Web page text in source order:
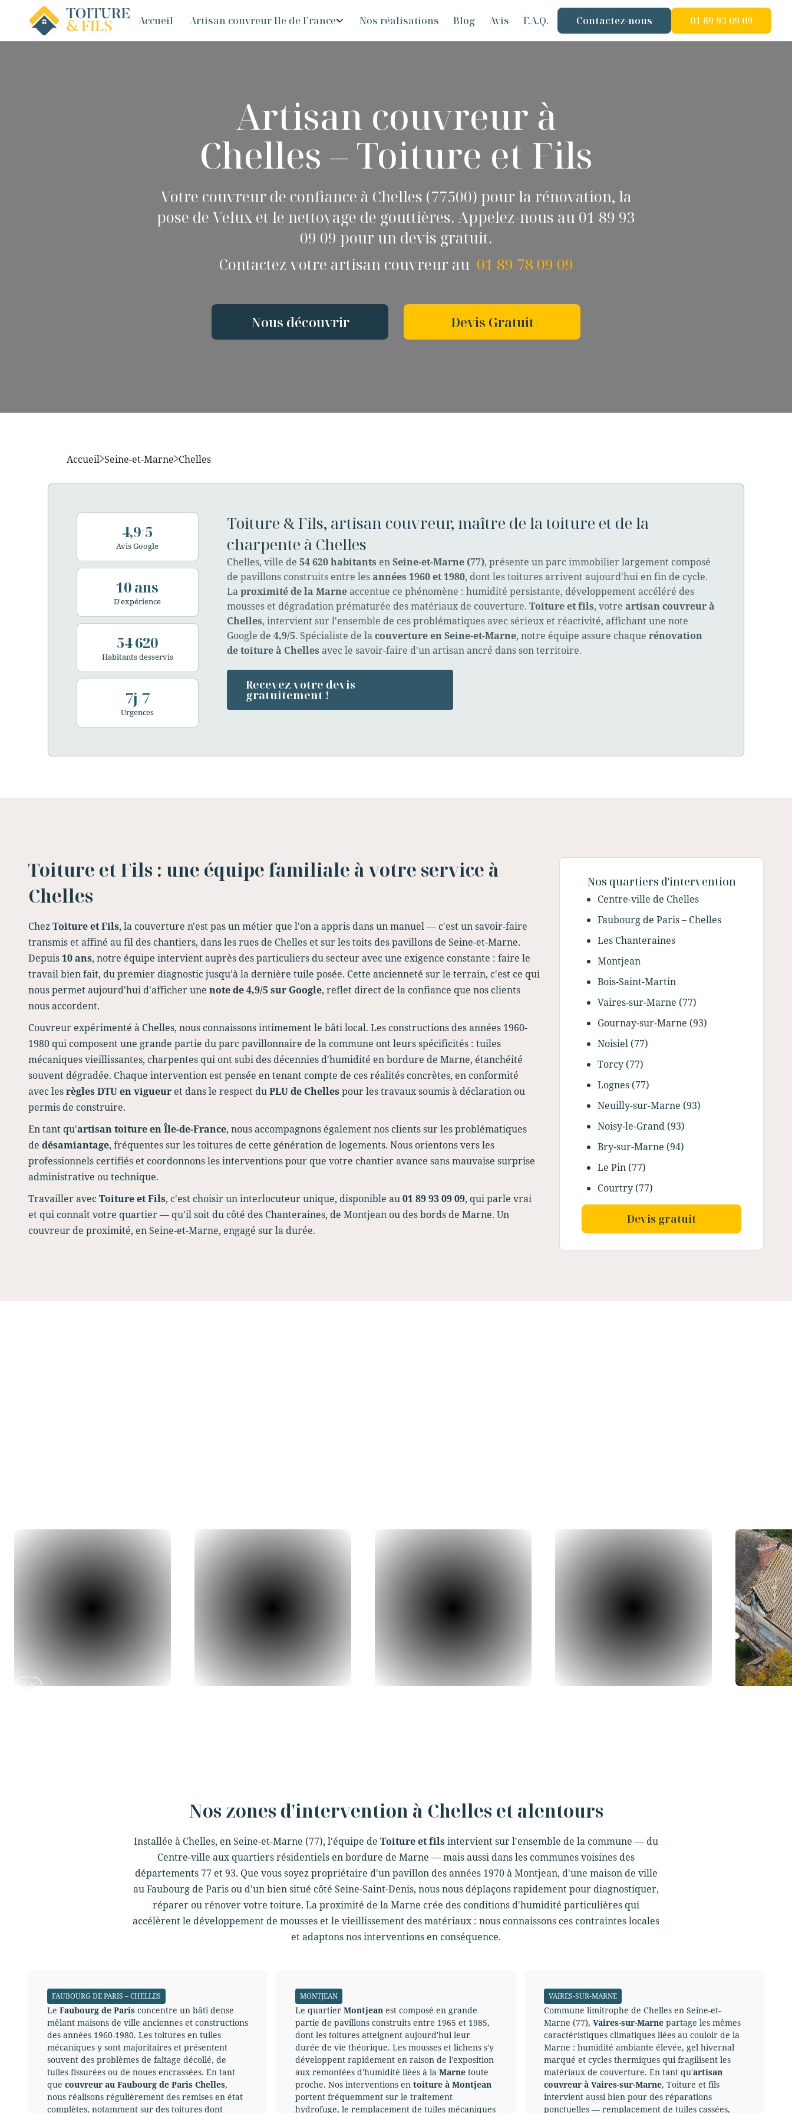
Accueil Artisan couvreur Ile de France Nos réalisations Blog Avis F.A.Q. Contactez-nous 01 89 93 09 09
Artisan couvreur à
Chelles – Toiture et Fils
Votre couvreur de confiance à Chelles (77500) pour la rénovation, la
pose de Velux et le nettoyage de gouttières. Appelez-nous au 01 89 93
09 09 pour un devis gratuit.
Contactez votre artisan couvreur au 01 89 78 09 09
Nous découvrir Devis Gratuit
Accueil Seine-et-Marne Chelles
4,9/5
Avis Google
10 ans
D'expérience
54 620
Habitants desservis
7j/7
Urgences
Toiture & Fils, artisan couvreur, maître de la toiture et de la
charpente à Chelles
Chelles, ville de 54 620 habitants enSeine-et-Marne (77), présente un parc immobilier largement composé
de pavillons construits entre lesannées 1960 et 1980, dont les toitures arrivent aujourd'hui en fin de cycle.
Laproximité de la Marneaccentue ce phénomène : humidité persistante, développement accéléré des
mousses et dégradation prématurée des matériaux de couverture. Toiture et fils, votre artisan couvreur à
Chelles, intervient sur l'ensemble de ces problématiques avec sérieux et réactivité, affichant une note
Google de 4,9/5. Spécialiste de lacouverture en Seine-et-Marne, notre équipe assure chaque rénovation
de toiture à Chelles avec le savoir-faire d'un artisan ancré dans son territoire.
Recevez votre devis
gratuitement !
Toiture et Fils : une équipe familiale à votre service à
Chelles
ChezToiture et Fils, la couverture n'est pas un métier que l'on a appris dans un manuel — c'est un savoir-faire
transmis et affiné au fil des chantiers, dans les rues de Chelles et sur les toits des pavillons de Seine-et-Marne.
Depuis10 ans, notre équipe intervient auprès des particuliers du secteur avec une exigence constante : faire le
travail bien fait, du premier diagnostic jusqu'à la dernière tuile posée. Cette ancienneté sur le terrain, c'est ce qui
nous permet aujourd'hui d'afficher une note de 4,9/5 sur Google, reflet direct de la confiance que nos clients
nous accordent.
Couvreur expérimenté à Chelles, nous connaissons intimement le bâti local. Les constructions des années 1960-
1980 qui composent une grande partie du parc pavillonnaire de la commune ont leurs spécificités : tuiles
mécaniques vieillissantes, charpentes qui ont subi des décennies d'humidité en bordure de Marne, étanchéité
souvent dégradée. Chaque intervention est pensée en tenant compte de ces réalités concrètes, en conformité
avec lesrègles DTU en vigueur et dans le respect duPLU de Chelles pour les travaux soumis à déclaration ou
permis de construire.
En tant qu'artisan toiture en Île-de-France, nous accompagnons également nos clients sur les problématiques
de désamiantage, fréquentes sur les toitures de cette génération de logements. Nous orientons vers les
professionnels certifiés et coordonnons les interventions pour que votre chantier avance sans mauvaise surprise
administrative ou technique.
Travailler avecToiture et Fils, c'est choisir un interlocuteur unique, disponible au01 89 93 09 09, qui parle vrai
et qui connaît votre quartier — qu'il soit du côté des Chanteraines, de Montjean ou des bords de Marne. Un
couvreur de proximité, en Seine-et-Marne, engagé sur la durée.
Nos quartiers d'intervention
Centre-ville de Chelles
Faubourg de Paris – Chelles
Les Chanteraines
Montjean
Bois-Saint-Martin
Vaires-sur-Marne (77)
Gournay-sur-Marne (93)
Noisiel (77)
Torcy (77)
Lognes (77)
Neuilly-sur-Marne (93)
Noisy-le-Grand (93)
Bry-sur-Marne (94)
Le Pin (77)
Courtry (77)
Devis gratuit
Nos zones d'intervention à Chelles et alentours
Installée à Chelles, en Seine-et-Marne (77), l'équipe de Toiture et fils intervient sur l'ensemble de la commune — du
Centre-ville aux quartiers résidentiels en bordure de Marne — mais aussi dans les communes voisines des
départements 77 et 93. Que vous soyez propriétaire d'un pavillon des années 1970 à Montjean, d'une maison de ville
au Faubourg de Paris ou d'un bien situé côté Seine-Saint-Denis, nous nous déplaçons rapidement pour diagnostiquer,
réparer ou rénover votre toiture. La proximité de la Marne crée des conditions d'humidité particulières qui
accélèrent le développement de mousses et le vieillissement des matériaux : nous connaissons ces contraintes locales
et adaptons nos interventions en conséquence.
FAUBOURG DE PARIS – CHELLES
Le Faubourg de Paris concentre un bâti dense
mêlant maisons de ville anciennes et constructions
des années 1960-1980. Les toitures en tuiles
mécaniques y sont majoritaires et présentent
souvent des problèmes de faîtage décollé, de
tuiles fissurées ou de noues encrassées. En tant
que couvreur au Faubourg de Paris Chelles,
nous réalisons régulièrement des remises en état
complètes, notamment sur des toitures dont
MONTJEAN
Le quartierMontjean est composé en grande
partie de pavillons construits entre 1965 et 1985,
dont les toitures atteignent aujourd'hui leur
durée de vie théorique. Les mousses et lichens s'y
développent rapidement en raison de l'exposition
aux remontées d'humidité liées à laMarne toute
proche. Nos interventions entoiture à Montjean
portent fréquemment sur le traitement
hydrofuge, le remplacement de tuiles mécaniques
VAIRES-SUR-MARNE
Commune limitrophe de Chelles en Seine-et-
Marne (77), Vaires-sur-Marnepartage les mêmes
caractéristiques climatiques liées au couloir de la
Marne : humidité ambiante élevée, gel hivernal
marqué et cycles thermiques qui fragilisent les
matériaux de couverture. En tant qu'artisan
couvreur à Vaires-sur-Marne, Toiture et fils
intervient aussi bien pour des réparations
ponctuelles — remplacement de tuiles cassées,